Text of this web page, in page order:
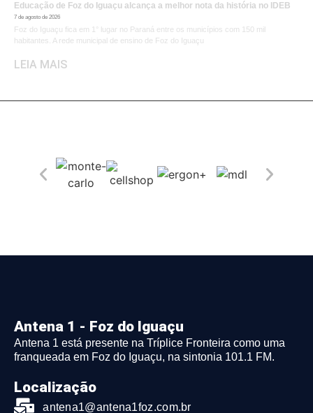
Educação de Foz do Iguaçu alcança a melhor nota da história no IDEB
7 de agosto de 2026
Foz do Iguaçu fica em 1° lugar no Paraná entre os municípios com 150 mil
habitantes. A rede municipal de ensino de Foz do Iguaçu
LEIA MAIS
Antena 1 - Foz do Iguaçu
Antena 1 está presente na Tríplice Fronteira como uma
franqueada em Foz do Iguaçu, na sintonia 101.1 FM.
Localização
antena1@antena1foz.com.br